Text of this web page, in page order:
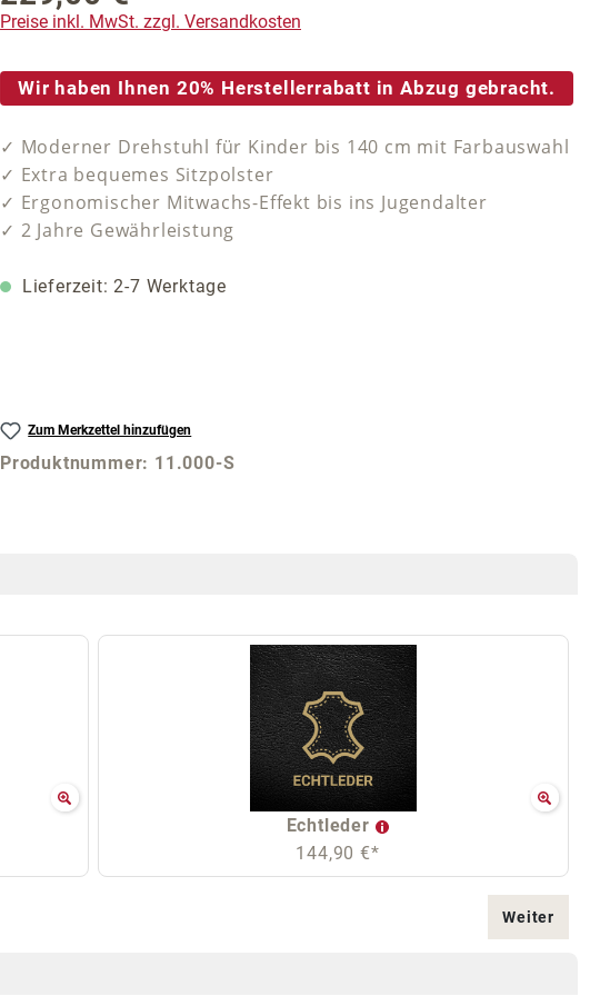
Preise inkl. MwSt. zzgl. Versandkosten
Wir haben Ihnen 20% Herstellerrabatt in Abzug gebracht.
✓ Moderner Drehstuhl für Kinder bis 140 cm mit Farbauswahl
✓ Extra bequemes Sitzpolster
✓ Ergonomischer Mitwachs-Effekt bis ins Jugendalter
✓ 2 Jahre Gewährleistung
Lieferzeit: 2-7 Werktage
Zum Merkzettel hinzufügen
Produktnummer: 11.000-S
Echtleder
144,90 €*
Weiter